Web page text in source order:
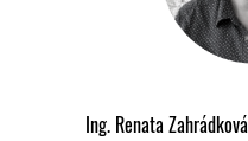
Ing. Renata Zahrádková